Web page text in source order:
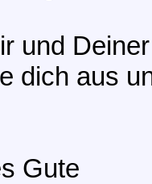
und
dich aus
Gute